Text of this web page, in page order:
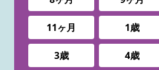
11ヶ月 1歳
3歳 4歳